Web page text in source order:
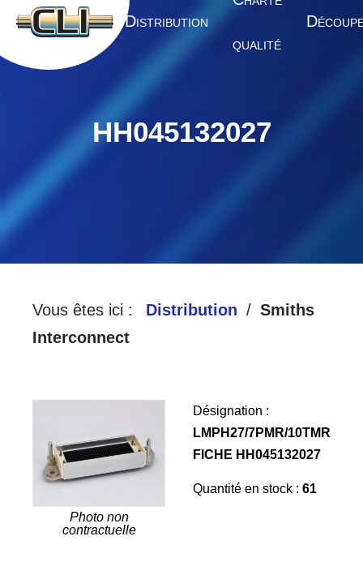
A CCUEIL DISTRIBUTION
QUALITÉ
D
HH045132027
Vous êtes ici : Distribution
Smiths
Interconnect
Photo non
contractuelle
Désignation :
LMPH27/7PMR/10TMR
FICHE HH045132027
Quantité en stock : 61